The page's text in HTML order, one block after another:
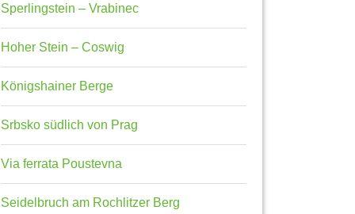
Sperlingstein – Vrabinec
Hoher Stein – Coswig
Königshainer Berge
Srbsko südlich von Prag
Via ferrata Poustevna
Seidelbruch am Rochlitzer Berg